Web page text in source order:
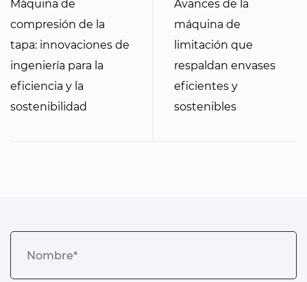
Máquina de
compresión de la
tapa: innovaciones de
ingeniería para la
eficiencia y la
sostenibilidad
Avances de la
máquina de
limitación que
respaldan envases
eficientes y
sostenibles